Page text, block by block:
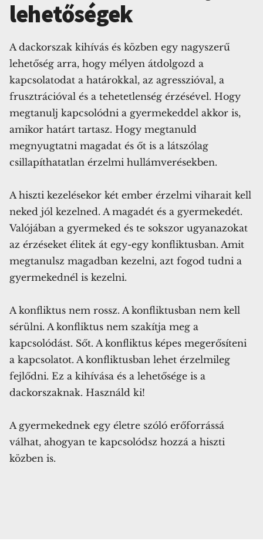
lehetőségek
A dackorszak kihívás és közben egy nagyszerű
lehetőség arra, hogy mélyen átdolgozd a
kapcsolatodat a határokkal, az agresszióval, a
frusztrációval és a tehetetlenség érzésével. Hogy
megtanulj kapcsolódni a gyermekeddel akkor is,
amikor határt tartasz. Hogy megtanuld
megnyugtatni magadat és őt is a látszólag
csillapíthatatlan érzelmi hullámverésekben.
A hiszti kezelésekor két ember érzelmi viharait kell
neked jól kezelned. A magadét és a gyermekedét.
Valójában a gyermeked és te sokszor ugyanazokat
az érzéseket élitek át egy-egy konfliktusban. Amit
megtanulsz magadban kezelni, azt fogod tudni a
gyermekednél is kezelni.
A konfliktus nem rossz. A konfliktusban nem kell
sérülni. A konfliktus nem szakítja meg a
kapcsolódást. Sőt. A konfliktus képes megerősíteni
a kapcsolatot. A konfliktusban lehet érzelmileg
fejlődni. Ez a kihívása és a lehetősége is a
dackorszaknak. Használd ki!
A gyermekednek egy életre szóló erőforrássá
válhat, ahogyan te kapcsolódsz hozzá a hiszti
közben is.